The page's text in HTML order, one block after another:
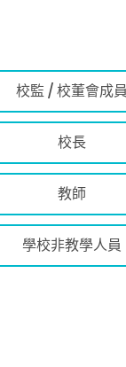
校監 / 校董會成員
校長
教師
學校非教學人員